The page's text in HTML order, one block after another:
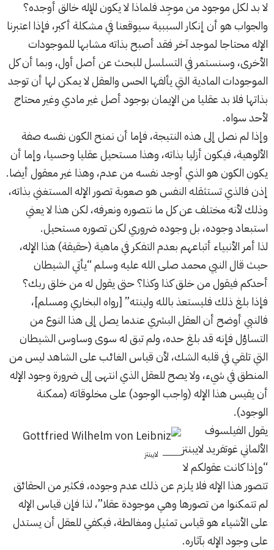
لا بد لكل موجود من موجِد فلماذا لا يكون للإله خالق أوجده؟
والجواب هو أن إنكار السببية سيوقعنا في مشكلة أكبر، فإذا اعتبرنا
الإله محتاجا لموجد آخر فقد أصبح بذاته مشابها للموجودات
الأخرى، وسنستمر في التسلسل للبحث عن أصل أول، وبما أن كل
الموجودات المادية التي يألفها الحس والعقل لا يمكن لها أن توجد
بذاتها فلا بد عقليا من الإيمان بوجود أصل غير مادي وغير محتاج
لأحد سواه.
وإذا لم نصل إلى هذه النتيجة، فإما أن نمنح الكون نفسه صفة
الألوهية، فيكون أزليا بذاته، وهذا مستحيل عقليا وحسيا، وإما أن
يكون الكون هو الذي أوجد نفسه من عدم، وهذا غير معقول أيضا.
إذن فالذي تستثقله النفس هو صعوبة تصور الإله المستغني بذاته،
وذلك لأنه مختلف عن كل ما نتصوره ونعرفه، لكن هذا لا يعني
استبعاد وجوده، بل وجوده ضروري لكن تصوره مستحيل.
لذا أمر الأنبياء أتباعهم بعدم التفكر في ماهية (حقيقة) هذا الإله،
حيث قال النبي محمد صلى الله عليه وسلم “يأتي الشيطان
أحدكم فيقول من خلق كذا وكذا؟ حتى يقول له من خلق ربك؟
فإذا بلغ ذلك فليستعذ بالله ولينته” [رواه البخاري ومسلم]،
فالنبي أوضح أن العقل البشري عندما يصل إلى هذا النوع من
التساؤل فإنه قد بلغ حده، ولم تبق له سوى وساوس الشيطان
التي تلقي في قلبه الشك، لأن قياس الغائب على الشاهد ليس من
المنطق في شيء، ولا يصح للعقل الذي انتهى إلى ضرورة وجود الإله
أن يقيس هذا الإله (واجب الوجود) على مخلوقاته (ممكنة
الوجود).
لايبنتز
يقول الفيلسوف
الألماني غوتفريد لايبنتز
“وإذا كانت عقولكم لا
تتصور هذا الإله فلا يلزم عن ذلك عدم وجوده، فكثير من الحقائق
لم تتمكنوا من تصورها وهي موجودة عقلا”، لذا فإن قياس الإله
على الأشياء هو قياس تمثيل ومغالطة، فيكفي للعقل أن يستدل
على وجود الإله بآثاره.